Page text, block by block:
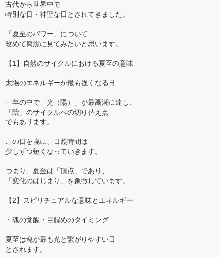
古代から世界中で
特別な日・神聖な日とされてきました。
「夏至のパワー」について
改めて簡潔に見てみたいと思います。
【1】自然のサイクルにおける夏至の意味
太陽のエネルギーが最も強くなる日
一年の中で「光（陽）」が最高潮に達し、
「陰」のサイクルへの切り替え点
でもあります。
この日を境に、日照時間は
少しずつ短くなっていきます。
つまり、夏至は「頂点」であり、
「変化のはじまり」を象徴しています。
【2】スピリチュアルな意味とエネルギー
・魂の覚醒・目醒めのタイミング
夏至は魂が最も光と繋がりやすい日
とされます。